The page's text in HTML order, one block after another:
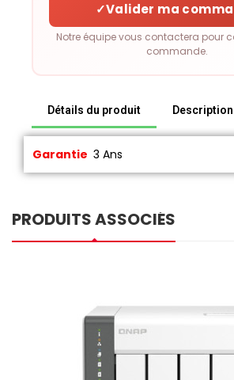
✓Valider ma
Notre équipe vous contactera pour
commande.
Détails du produit
Garantie 3 Ans
PRODUITS ASSOCIÉS